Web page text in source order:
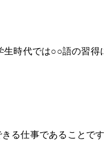
時代では○○語の習
る仕事であることです